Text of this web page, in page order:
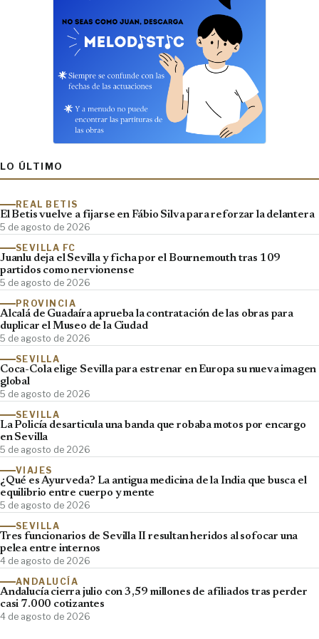
LO ÚLTIMO
REAL BETIS
El Betis vuelve a fijarse en Fábio Silva para reforzar la delantera
5 de agosto de 2026
SEVILLA FC
Juanlu deja el Sevilla y ficha por el Bournemouth tras 109
partidos como nervionense
5 de agosto de 2026
PROVINCIA
Alcalá de Guadaíra aprueba la contratación de las obras para
duplicar el Museo de la Ciudad
5 de agosto de 2026
SEVILLA
Coca-Cola elige Sevilla para estrenar en Europa su nueva imagen
global
5 de agosto de 2026
SEVILLA
La Policía desarticula una banda que robaba motos por encargo
en Sevilla
5 de agosto de 2026
VIAJES
¿Qué es Ayurveda? La antigua medicina de la India que busca el
equilibrio entre cuerpo y mente
5 de agosto de 2026
SEVILLA
Tres funcionarios de Sevilla II resultan heridos al sofocar una
pelea entre internos
4 de agosto de 2026
ANDALUCÍA
Andalucía cierra julio con 3,59 millones de afiliados tras perder
casi 7.000 cotizantes
4 de agosto de 2026